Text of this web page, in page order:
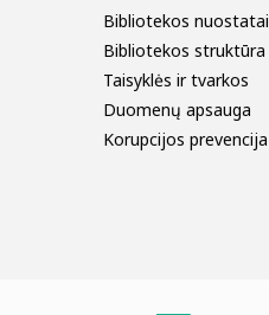
Bibliotekos nuostatai
Bibliotekos struktūra
Taisyklės ir tvarkos
Duomenų apsauga
Korupcijos prevencija